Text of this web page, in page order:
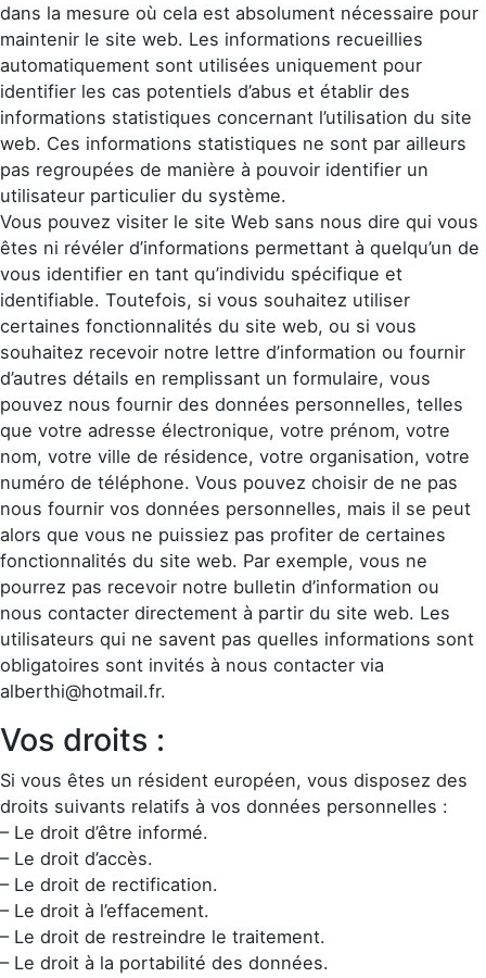
dans la mesure où cela est absolument nécessaire pour
maintenir le site web. Les informations recueillies
automatiquement sont utilisées uniquement pour
identifier les cas potentiels d’abus et établir des
informations statistiques concernant l’utilisation du site
web. Ces informations statistiques ne sont par ailleurs
pas regroupées de manière à pouvoir identifier un
utilisateur particulier du système.
Vous pouvez visiter le site Web sans nous dire qui vous
êtes ni révéler d’informations permettant à quelqu’un de
vous identifier en tant qu’individu spécifique et
identifiable. Toutefois, si vous souhaitez utiliser
certaines fonctionnalités du site web, ou si vous
souhaitez recevoir notre lettre d’information ou fournir
d’autres détails en remplissant un formulaire, vous
pouvez nous fournir des données personnelles, telles
que votre adresse électronique, votre prénom, votre
nom, votre ville de résidence, votre organisation, votre
numéro de téléphone. Vous pouvez choisir de ne pas
nous fournir vos données personnelles, mais il se peut
alors que vous ne puissiez pas profiter de certaines
fonctionnalités du site web. Par exemple, vous ne
pourrez pas recevoir notre bulletin d’information ou
nous contacter directement à partir du site web. Les
utilisateurs qui ne savent pas quelles informations sont
obligatoires sont invités à nous contacter via
alberthi@hotmail.fr.
Vos droits :
Si vous êtes un résident européen, vous disposez des
droits suivants relatifs à vos données personnelles :
– Le droit d’être informé.
– Le droit d’accès.
– Le droit de rectification.
– Le droit à l’effacement.
– Le droit de restreindre le traitement.
– Le droit à la portabilité des données.